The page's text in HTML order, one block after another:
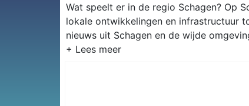
Wat speelt er in de regio Schagen? Op
lokale ontwikkelingen en infrastructuur
nieuws uit Schagen en de wijde
Naast Schagen volgen wij ook het